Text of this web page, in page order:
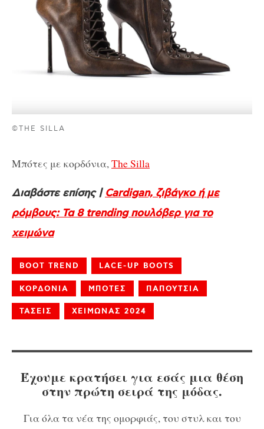
©THE SILLA
Μπότες με κορδόνια, The Silla
Διαβάστε επίσης | Cardigan, ζιβάγκο ή με
ρόμβους: Τα 8 trending πουλόβερ για το
χειμώνα
BOOT TREND LACE-UP BOOTS
ΚΟΡΔΟΝΙΑ ΜΠΟΤΕΣ ΠΑΠΟΥΤΣΙΑ
ΤΑΣΕΙΣ ΧΕΙΜΩΝΑΣ 2024
Έχουμε κρατήσει για εσάς μια θέση
στην πρώτη σειρά της μόδας.
Για όλα τα νέα της ομορφιάς, του στυλ και του